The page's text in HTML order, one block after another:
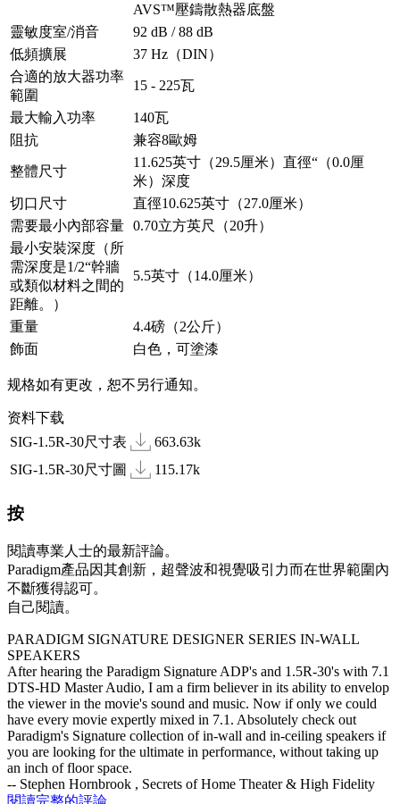
AVS™壓鑄散熱器底盤
靈敏度室/消音
92 dB / 88 dB
低頻擴展
37 Hz（DIN）
合適的放大器功率
範圍
15 - 225瓦
最大輸入功率
140瓦
阻抗
兼容8歐姆
整體尺寸
11.625英寸（29.5厘米）直徑“（0.0厘
米）深度
切口尺寸
直徑10.625英寸（27.0厘米）
需要最小內部容量 0.70立方英尺（20升）
最小安裝深度（所
需深度是1/2“幹牆
或類似材料之間的
距離。）
5.5英寸（14.0厘米）
重量
4.4磅（2公斤）
飾面
白色，可塗漆
规格如有更改，恕不另行通知。
资料下载
SIG-1.5R-30尺寸表
663.63k
SIG-1.5R-30尺寸圖
115.17k
按
閱讀專業人士的最新評論。
Paradigm產品因其創新，超聲波和視覺吸引力而在世界範圍內
不斷獲得認可。
自己閱讀。
PARADIGM SIGNATURE DESIGNER SERIES IN-WALL
SPEAKERS
After hearing the Paradigm Signature ADP's and 1.5R-30's with 7.1
DTS-HD Master Audio, I am a firm believer in its ability to envelop
the viewer in the movie's sound and music. Now if only we could
have every movie expertly mixed in 7.1. Absolutely check out
Paradigm's Signature collection of in-wall and in-ceiling speakers if
you are looking for the ultimate in performance, without taking up
an inch of floor space.
-- Stephen Hornbrook , Secrets of Home Theater & High Fidelity
閱讀完整的評論